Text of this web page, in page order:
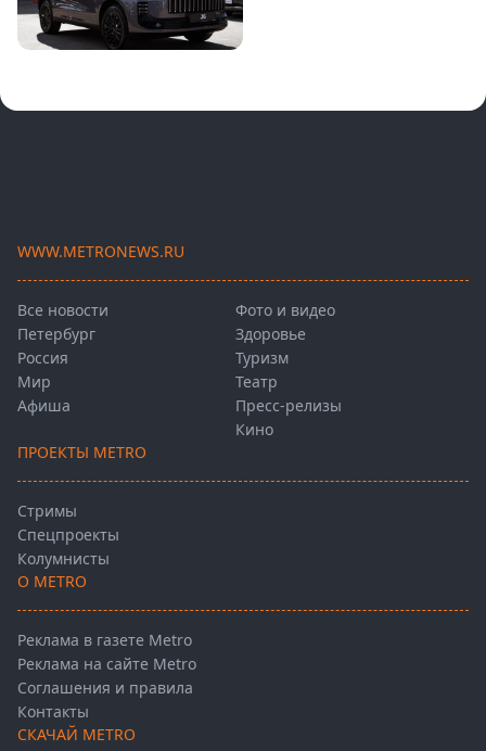
WWW.METRONEWS.RU
Все новости
Петербург
Россия
Мир
Афиша
Фото и видео
Здоровье
Туризм
Театр
Пресс-релизы
Кино
ПРОЕКТЫ METRO
Стримы
Спецпроекты
Колумнисты
О METRO
Реклама в газете Metro
Реклама на сайте Metro
Соглашения и правила
Контакты
СКАЧАЙ METRO